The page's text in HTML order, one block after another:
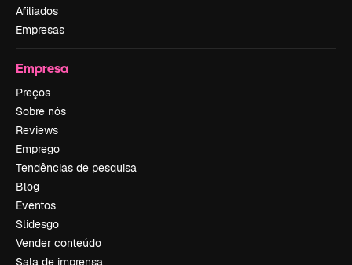
Afiliados
Empresas
Empresa
Preços
Sobre nós
Reviews
Emprego
Tendências de pesquisa
Blog
Eventos
Slidesgo
Vender conteúdo
Sala de imprensa